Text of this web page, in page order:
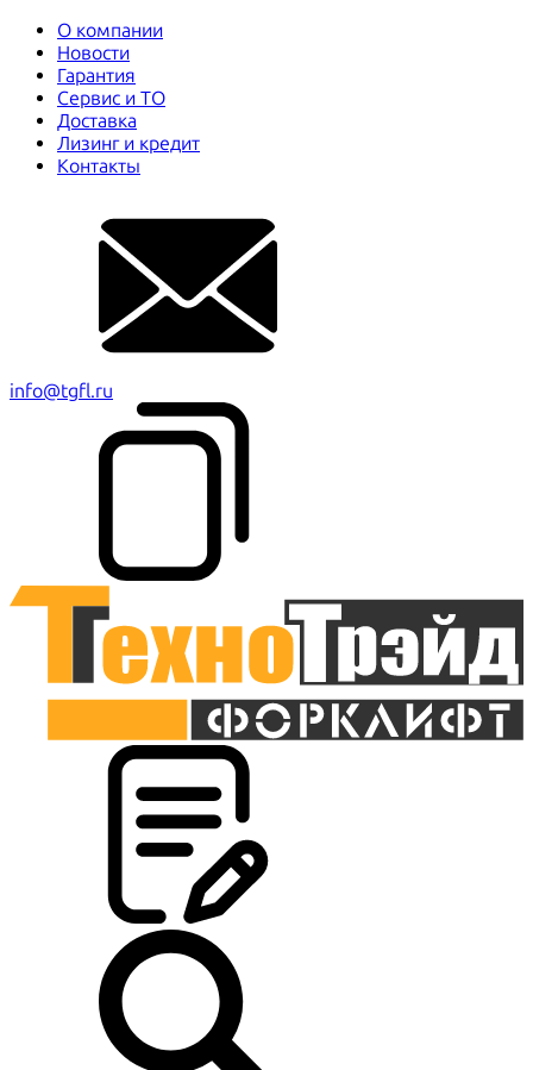
О компании
Новости
Гарантия
Сервис и ТО
Доставка
Лизинг и кредит
Контакты
info@tgfl.ru